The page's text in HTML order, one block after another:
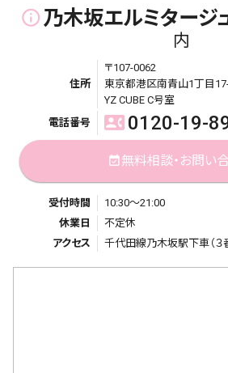
info_outline乃木坂エルミタージ
内
住所
〒107-0062
東京都港区南青山1丁目
YZ CUBE C号室
電話番号
contact_phone 0120-19-
event_available無料相談・お問い
受付時間
10:30～21:00
休業日
不定休
アクセス
千代田線乃木坂駅下車（３